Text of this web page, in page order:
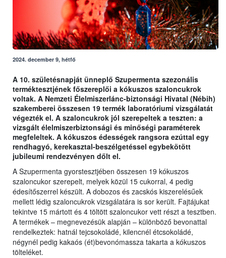
2024. december 9, hétfő
A 10. születésnapját ünneplő Szupermenta szezonális
terméktesztjének főszereplői a kókuszos szaloncukrok
voltak. A Nemzeti Élelmiszerlánc-biztonsági Hivatal (Nébih)
szakemberei összesen 19 termék laboratóriumi vizsgálatát
végezték el. A szaloncukrok jól szerepeltek a teszten: a
vizsgált élelmiszerbiztonsági és minőségi paraméterek
megfeleltek. A kókuszos édességek rangsora ezúttal egy
rendhagyó, kerekasztal-beszélgetéssel egybekötött
jubileumi rendezvényen dőlt el.
A Szupermenta gyorstesztjében összesen 19 kókuszos
szaloncukor szerepelt, melyek közül 15 cukorral, 4 pedig
édesítőszerrel készült. A dobozos és zacskós kiszerelésűek
mellett lédig szaloncukrok vizsgálatára is sor került. Fajtájukat
tekintve 15 mártott és 4 töltött szaloncukor vett részt a tesztben.
A termékek – megnevezésük alapján – különböző bevonattal
rendelkeztek: hatnál tejcsokoládé, kilencnél étcsokoládé,
négynél pedig kakaós (ét)bevonómassza takarta a kókuszos
tölteléket.